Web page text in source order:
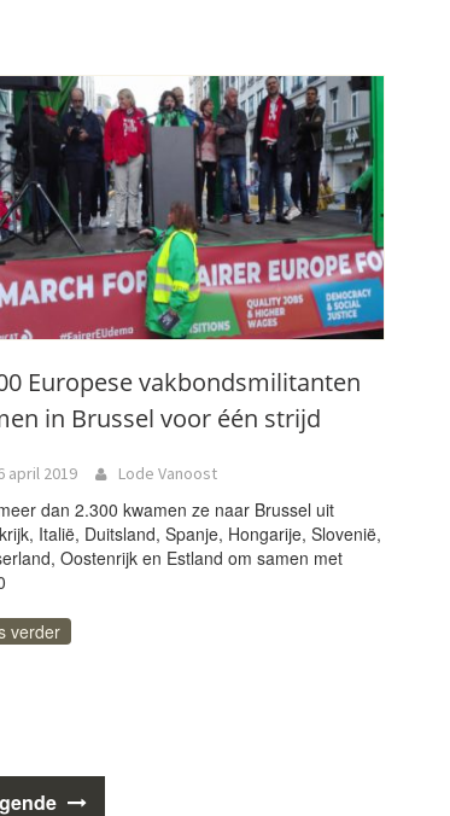
Europese vakbondsmilitanten
in Brussel voor één strijd
april 2019 Lode Vanoost
dan 2.300 kwamen ze naar Brussel uit
Italië, Duitsland, Spanje, Hongarije, Slovenië,
Oostenrijk en Estland om samen met
verder